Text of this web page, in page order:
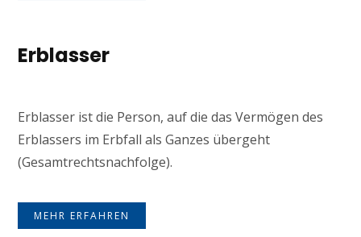
Erblasser
Erblasser ist die Person, auf die das Vermögen des
Erblassers im Erbfall als Ganzes übergeht
(Gesamtrechtsnachfolge).
MEHR ERFAHREN